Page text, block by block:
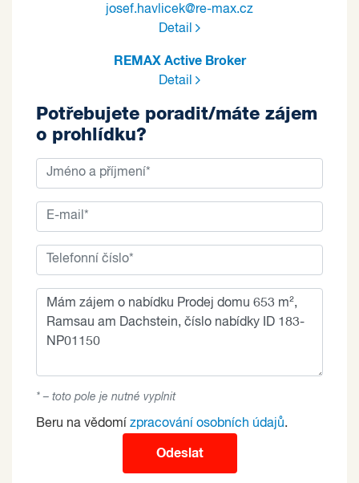
josef.havlicek@re-max.cz
Detail
REMAX Active Broker
Detail
Potřebujete poradit/máte zájem
o prohlídku?
* – toto pole je nutné vyplnit
Beru na vědomí zpracování osobních údajů.
Odeslat